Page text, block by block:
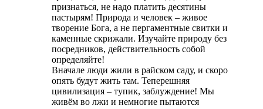
признаться, не надо платить десятины
пастырям! Природа и человек – живое
творение Бога, а не пергаментные свитки и
каменные скрижали. Изучайте природу без
посредников, действительность собой
определяйте!
Вначале люди жили в райском саду, и скоро
опять будут жить там. Теперешняя
цивилизация – тупик, заблуждение! Мы
живём во лжи и немногие пытаются